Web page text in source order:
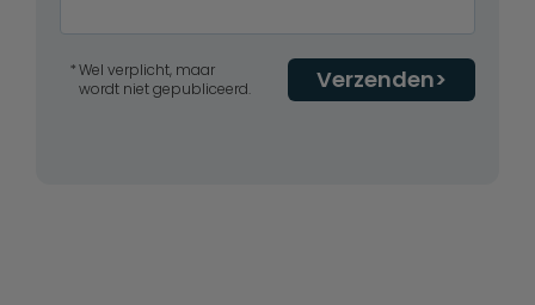
Verzenden
Wel verplicht, maar
wordt niet gepubliceerd.